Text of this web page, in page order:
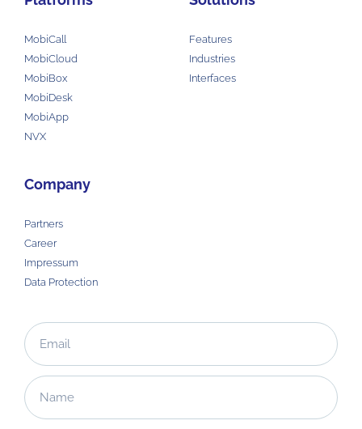
MobiCall
MobiCloud
MobiBox
MobiDesk
MobiApp
NVX
Features
Industries
Interfaces
Company
Partners
Career
Impressum
Data Protection